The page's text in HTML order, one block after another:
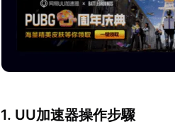
1. UU加速器操作步驟